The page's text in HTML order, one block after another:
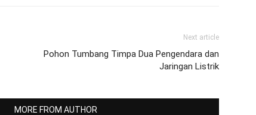
Next article
Pohon Tumbang Timpa Dua Pengendara dan
Jaringan Listrik
MORE FROM AUTHOR